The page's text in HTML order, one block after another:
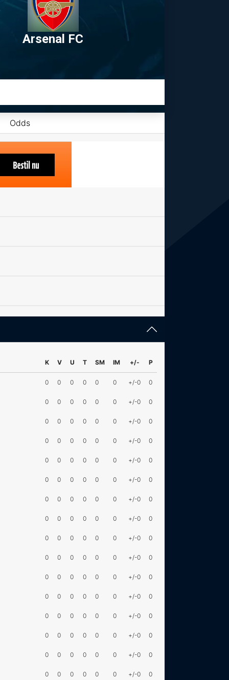
Arsenal FC
Odds
K V U T SM IM +/- P
0 0 0 0 0 0 +/-0 0
0 0 0 0 0 0 +/-0 0
0 0 0 0 0 0 +/-0 0
0 0 0 0 0 0 +/-0 0
0 0 0 0 0 0 +/-0 0
0 0 0 0 0 0 +/-0 0
0 0 0 0 0 0 +/-0 0
0 0 0 0 0 0 +/-0 0
0 0 0 0 0 0 +/-0 0
0 0 0 0 0 0 +/-0 0
0 0 0 0 0 0 +/-0 0
0 0 0 0 0 0 +/-0 0
0 0 0 0 0 0 +/-0 0
0 0 0 0 0 0 +/-0 0
0 0 0 0 0 0 +/-0 0
0 0 0 0 0 0 +/-0 0